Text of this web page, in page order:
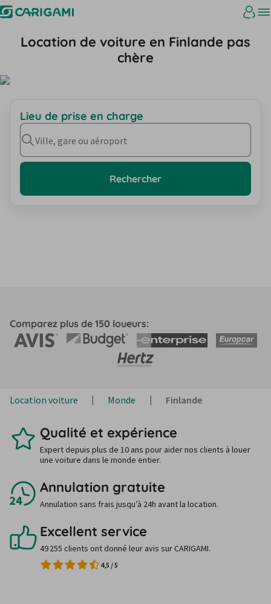
Location de voiture en Finlande pas
chère
Lieu de prise en charge
Ville, gare ou aéroport
Rechercher
Comparez plus de 150 loueurs:
Location voiture Monde Finlande
Qualité et expérience
Expert depuis plus de 10 ans pour aider nos clients à louer
une voiture dans le monde entier.
Annulation gratuite
Annulation sans frais jusqu’à 24h avant la location.
Excellent service
49 255 clients ont donné leur avis sur CARIGAMI.
4,5 /5